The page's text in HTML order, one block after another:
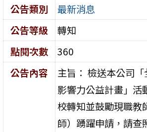
公告類別
最新消息
公告等級
轉知
點閱次數
360
公告內容
主旨： 檢送本公司
影響力公益計畫」活
校轉知並鼓勵現職教
師）踴躍申請，請查